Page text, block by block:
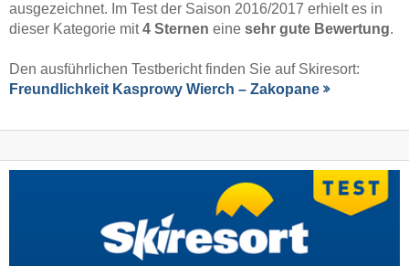
ausgezeichnet. Im Test der Saison 2016/2017 erhielt es in
dieser Kategorie mit4 Sternen eine sehr gute Bewertung.
Den ausführlichen Testbericht finden Sie auf Skiresort:
Freundlichkeit Kasprowy Wierch – Zakopane